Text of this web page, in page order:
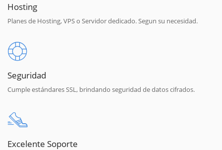
Hosting
Planes de Hosting, VPS o Servidor dedicado. Segun su necesidad.
Seguridad
Cumple estándares SSL, brindando seguridad de datos cifrados.
Excelente Soporte